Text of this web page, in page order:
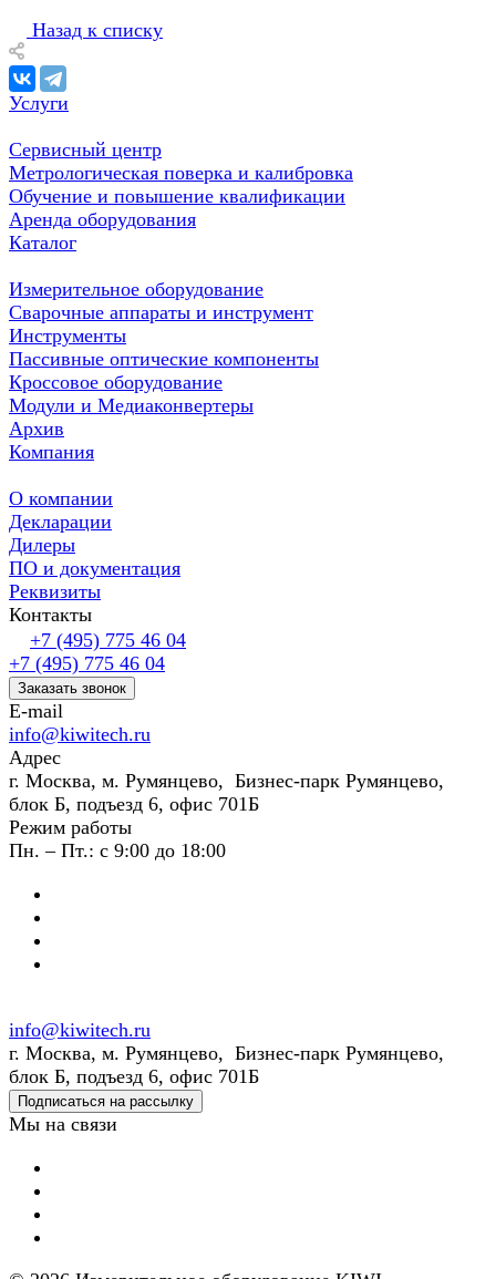
Назад к списку
Услуги
Сервисный центр
Метрологическая поверка и калибровка
Обучение и повышение квалификации
Аренда оборудования
Каталог
Измерительное оборудование
Сварочные аппараты и инструмент
Инструменты
Пассивные оптические компоненты
Кроссовое оборудование
Модули и Медиаконвертеры
Архив
Компания
О компании
Декларации
Дилеры
ПО и документация
Реквизиты
Контакты
+7 (495) 775 46 04
+7 (495) 775 46 04
Заказать звонок
E-mail
info@kiwitech.ru
Адрес
г. Москва, м. Румянцево, Бизнес-парк Румянцево,
блок Б, подъезд 6, офис 701Б
Режим работы
Пн. – Пт.: с 9:00 до 18:00
info@kiwitech.ru
г. Москва, м. Румянцево, Бизнес-парк Румянцево,
блок Б, подъезд 6, офис 701Б
Подписаться на рассылку
Мы на связи